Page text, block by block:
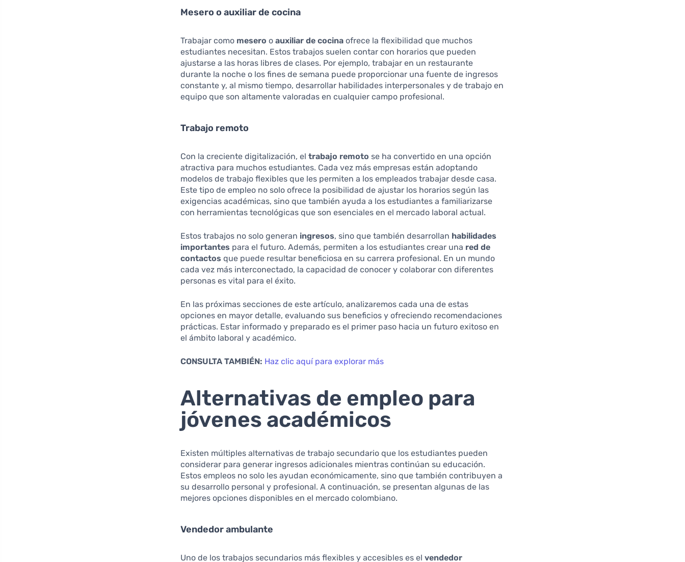
Mesero o auxiliar de cocina
Trabajar como mesero oauxiliar de cocina ofrece la flexibilidad que muchos
estudiantes necesitan. Estos trabajos suelen contar con horarios que pueden
ajustarse a las horas libres de clases. Por ejemplo, trabajar en un restaurante
durante la noche o los fines de semana puede proporcionar una fuente de ingresos
constante y, al mismo tiempo, desarrollar habilidades interpersonales y de trabajo en
equipo que son altamente valoradas en cualquier campo profesional.
Trabajo remoto
Con la creciente digitalización, eltrabajo remoto se ha convertido en una opción
atractiva para muchos estudiantes. Cada vez más empresas están adoptando
modelos de trabajo flexibles que les permiten a los empleados trabajar desde casa.
Este tipo de empleo no solo ofrece la posibilidad de ajustar los horarios según las
exigencias académicas, sino que también ayuda a los estudiantes a familiarizarse
con herramientas tecnológicas que son esenciales en el mercado laboral actual.
Estos trabajos no solo generan ingresos, sino que también desarrollan habilidades
importantes para el futuro. Además, permiten a los estudiantes crear una red de
contactos que puede resultar beneficiosa en su carrera profesional. En un mundo
cada vez más interconectado, la capacidad de conocer y colaborar con diferentes
personas es vital para el éxito.
En las próximas secciones de este artículo, analizaremos cada una de estas
opciones en mayor detalle, evaluando sus beneficios y ofreciendo recomendaciones
prácticas. Estar informado y preparado es el primer paso hacia un futuro exitoso en
el ámbito laboral y académico.
CONSULTA TAMBIÉN: Haz clic aquí para explorar más
Alternativas de empleo para
jóvenes académicos
Existen múltiples alternativas de trabajo secundario que los estudiantes pueden
considerar para generar ingresos adicionales mientras continúan su educación.
Estos empleos no solo les ayudan económicamente, sino que también contribuyen a
su desarrollo personal y profesional. A continuación, se presentan algunas de las
mejores opciones disponibles en el mercado colombiano.
Vendedor ambulante
Uno de los trabajos secundarios más flexibles y accesibles es elvendedor